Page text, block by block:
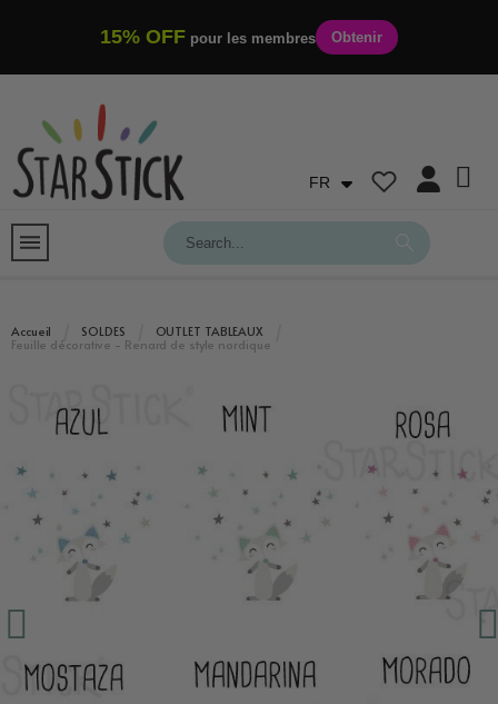
15% OFF pour les membres Obtenir
FR
Accueil SOLDES
OUTLET TABLEAUX
Feuille décorative - Renard de style nordique